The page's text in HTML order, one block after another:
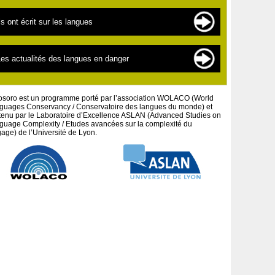
« nouvelles » langues
linguistique pour les débutants
sources de documentation
défense des peuples et cultures autochtones
projets artistiques
Ils ont écrit sur les langues
par thématiques
Les actualités des langues en danger
est un programme porté par l’association WOLACO (World
Conservancy / Conservatoire des langues du monde) et
par le Laboratoire d’Excellence ASLAN (Advanced Studies on
Complexity / Etudes avancées sur la complexité du
de l’Université de Lyon.